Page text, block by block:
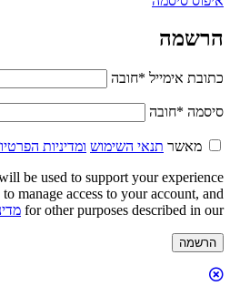
הרשמה
כתובת אימייל *חובה
סיסמה *חובה
מאשר תנאי השימוש ומדיניות
be used to support your experience
manage access to your account, and
for other purposes described in our
הרשמה